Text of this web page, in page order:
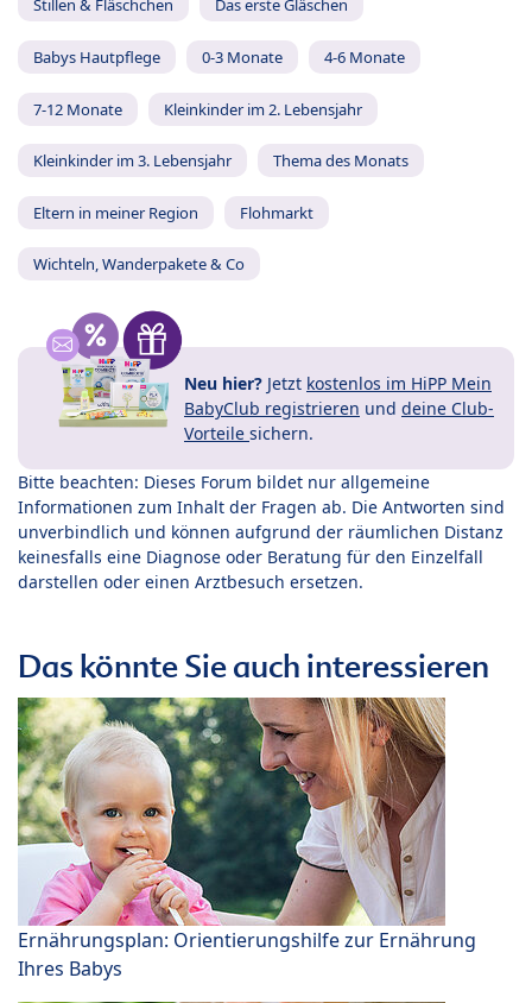
Stillen & Fläschchen Das erste Gläschen
Babys Hautpflege 0-3 Monate 4-6 Monate
7-12 Monate Kleinkinder im 2. Lebensjahr
Kleinkinder im 3. Lebensjahr Thema des Monats
Eltern in meiner Region Flohmarkt
Wichteln, Wanderpakete & Co
Neu hier? Jetzt kostenlos im HiPP Mein
BabyClub registrieren und deine Club-
Vorteile sichern.
Bitte beachten: Dieses Forum bildet nur allgemeine
Informationen zum Inhalt der Fragen ab. Die Antworten sind
unverbindlich und können aufgrund der räumlichen Distanz
keinesfalls eine Diagnose oder Beratung für den Einzelfall
darstellen oder einen Arztbesuch ersetzen.
Das könnte Sie auch interessieren
Ernährungsplan: Orientierungshilfe zur Ernährung
Ihres Babys